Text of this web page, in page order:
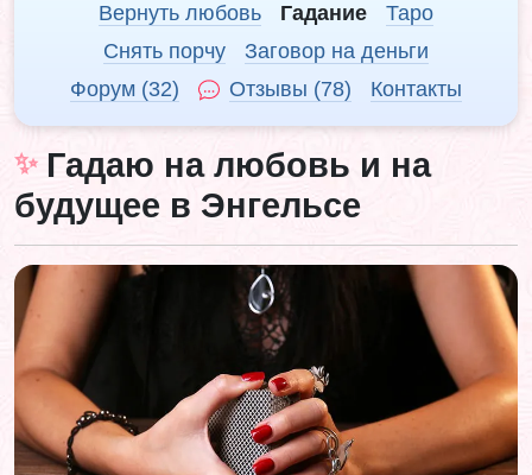
Вернуть любовь
Гадание
Таро
Снять порчу
Заговор на деньги
Форум (32)
Отзывы (78) Контакты
Гадаю на любовь и на
будущее в Энгельсе